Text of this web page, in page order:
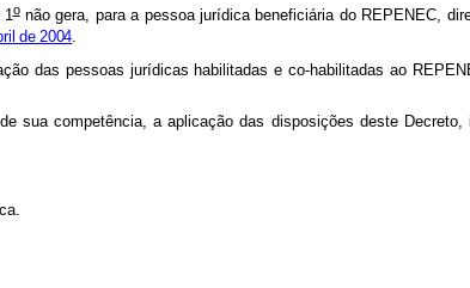
1onão gera, para a pessoa jurídica beneficiária do REPENEC,
de 2004.
das pessoas jurídicas habilitadas e co-habilitadas ao
sua competência, a aplicação das disposições deste